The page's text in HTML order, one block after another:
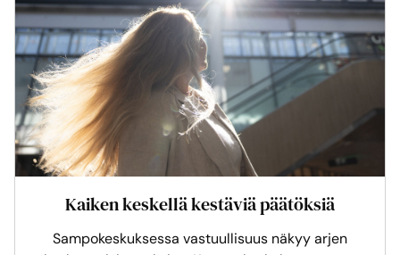
Kaiken keskellä kestäviä päätöksiä
Sampokeskuksessa vastuullisuus näkyy arjen